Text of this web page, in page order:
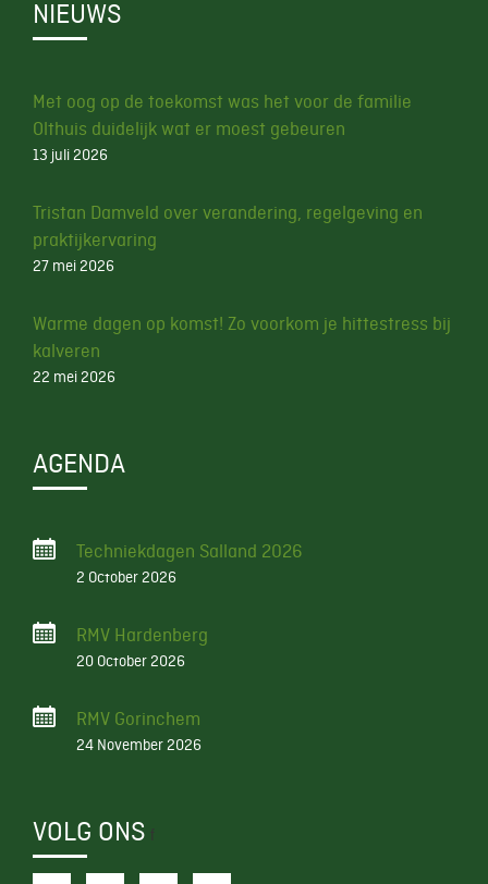
NIEUWS
Met oog op de toekomst was het voor de familie
Olthuis duidelijk wat er moest gebeuren
13 juli 2026
Tristan Damveld over verandering, regelgeving en
praktijkervaring
27 mei 2026
Warme dagen op komst! Zo voorkom je hittestress bij
kalveren
22 mei 2026
AGENDA
Techniekdagen Salland 2026
2 October 2026
RMV Hardenberg
20 October 2026
RMV Gorinchem
24 November 2026
VOLG ONS f